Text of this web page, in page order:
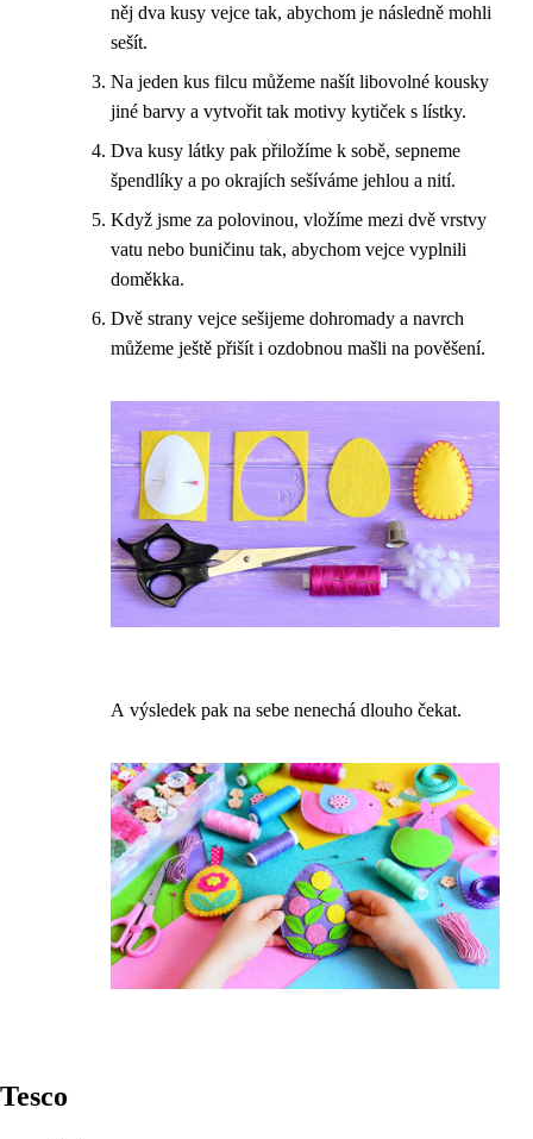
něj dva kusy vejce tak, abychom je následně mohli
sešít.
Na jeden kus filcu můžeme našít libovolné kousky
jiné barvy a vytvořit tak motivy kytiček s lístky.
Dva kusy látky pak přiložíme k sobě, sepneme
špendlíky a po okrajích sešíváme jehlou a nití.
Když jsme za polovinou, vložíme mezi dvě vrstvy
vatu nebo buničinu tak, abychom vejce vyplnili
doměkka.
Dvě strany vejce sešijeme dohromady a navrch
můžeme ještě přišít i ozdobnou mašli na pověšení.
A výsledek pak na sebe nenechá dlouho čekat.
Tesco